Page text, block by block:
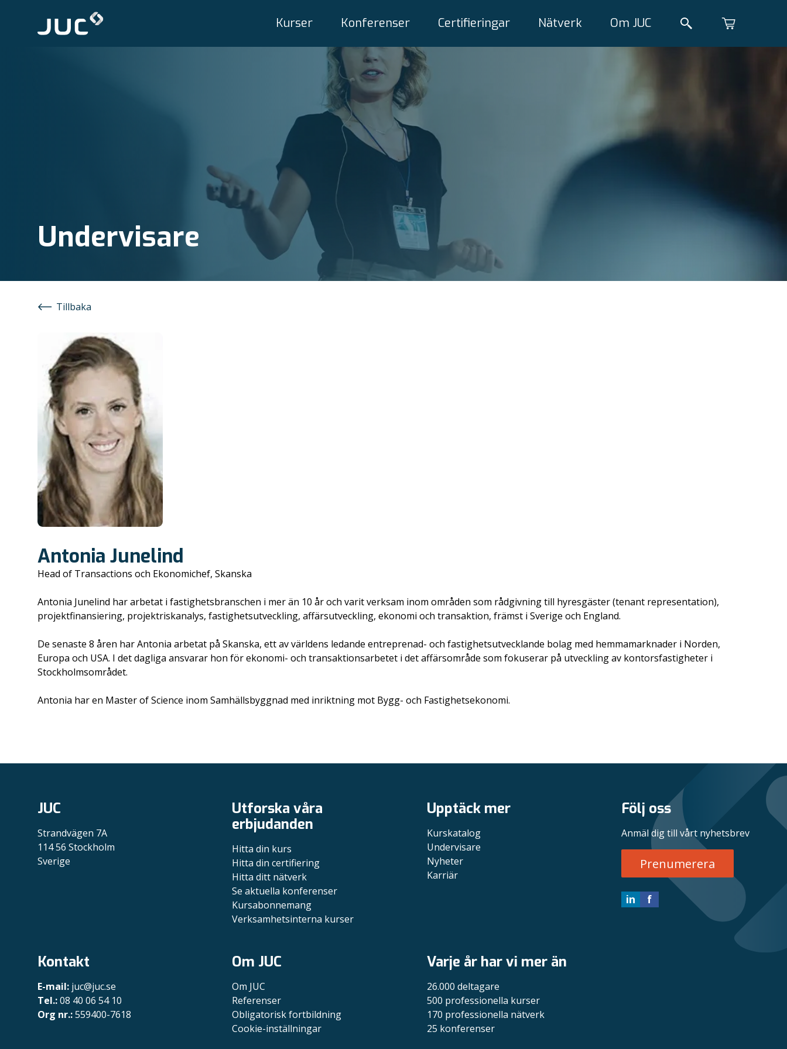
Kurser Konferenser Certifieringar Nätverk Om JUC
Undervisare
Tillbaka
Antonia Junelind
Head of Transactions och Ekonomichef, Skanska
Antonia Junelind har arbetat i fastighetsbranschen i mer än 10 år och varit verksam inom områden som rådgivning till hyresgäster (tenant representation),
projektfinansiering, projektriskanalys, fastighetsutveckling, affärsutveckling, ekonomi och transaktion, främst i Sverige och England.
De senaste 8 åren har Antonia arbetat på Skanska, ett av världens ledande entreprenad- och fastighetsutvecklande bolag med hemmamarknader i Norden,
Europa och USA. I det dagliga ansvarar hon för ekonomi- och transaktionsarbetet i det affärsområde som fokuserar på utveckling av kontorsfastigheter i
Stockholmsområdet.
Antonia har en Master of Science inom Samhällsbyggnad med inriktning mot Bygg- och Fastighetsekonomi.
JUC
Strandvägen 7A
114 56 Stockholm
Sverige
Utforska våra
erbjudanden
Hitta din kurs
Hitta din certifiering
Hitta ditt nätverk
Se aktuella konferenser
Kursabonnemang
Verksamhetsinterna kurser
Upptäck mer
Kurskatalog
Undervisare
Nyheter
Karriär
Kontakt
E-mail: juc@juc.se
Tel.:08 40 06 54 10
Org nr.:559400-7618
Om JUC
Om JUC
Referenser
Obligatorisk fortbildning
Cookie-inställningar
Varje år har vi mer än
26.000 deltagare
500 professionella kurser
170 professionella nätverk
25 konferenser
Följ oss
Anmäl dig till vårt nyhetsbrev
Prenumerera
in f